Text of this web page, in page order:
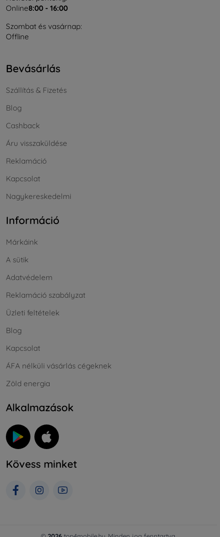
Online8:00 - 16:00
Szombat és vasárnap:
Offline
Bevásárlás
Szállítás & Fizetés
Blog
Cashback
Áru visszaküldése
Reklamáció
Kapcsolat
Nagykereskedelmi
Információ
Márkáink
A sütik
Adatvédelem
Reklamáció szabályzat
Üzleti feltételek
Blog
Kapcsolat
ÁFA nélküli vásárlás cégeknek
Zöld energia
Alkalmazások
Kövess minket